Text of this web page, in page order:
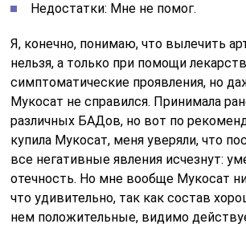
Недостатки: Мне не помог.
Я, конечно, понимаю, что вылечить
нельзя, а только при помощи
симптоматические проявления, но
Мукосат не справился. Принимала
различных БАДов, но вот по
купила Мукосат, меня уверяли, что
все негативные явления исчезнут:
отечность. Но мне вообще Мукосат
что удивительно, так как состав
нем положительные, видимо